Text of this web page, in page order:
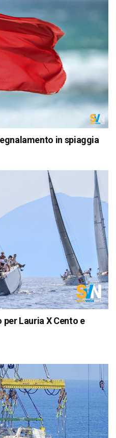
in spiaggia
per Lauria X Cento e